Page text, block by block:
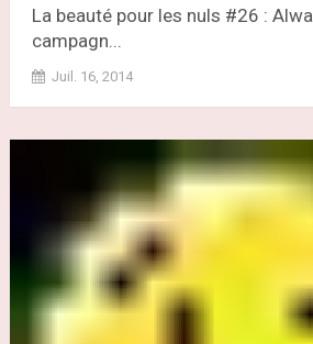
La beauté pour les nuls #26 :
campagn...
Juil. 16, 2014